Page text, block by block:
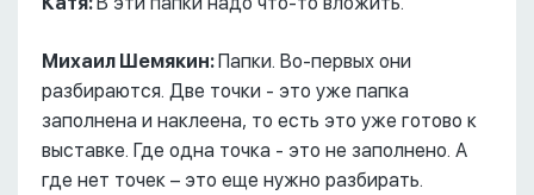
Михаил Шемякин: Папки. Во-первых они
разбираются. Две точки - это уже папка
заполнена и наклеена, то есть это уже готово к
выставке. Где одна точка - это не заполнено. А
где нет точек – это еще нужно разбирать.